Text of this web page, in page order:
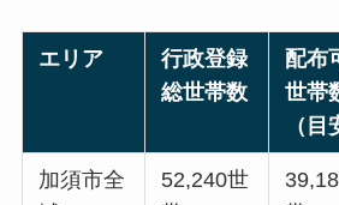
エリア
行政登録
総世帯数
配布
世帯
（目
加須市全
52,240世